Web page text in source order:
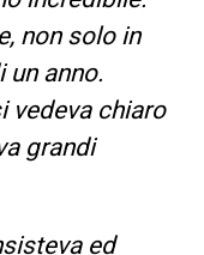
non solo in
un anno.
vedeva chiaro
grandi
ed